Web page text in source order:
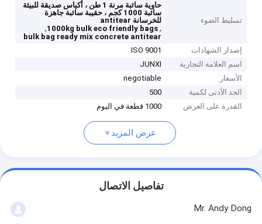
تسليط الضوء
حاوية سائبة مرنة 1 طن ، أكياس صديقة للبيئة
سائبة 1000 كجم ، حقيبة سائبة جاهزة
للخرسانة antitear
,
1000kg bulk eco friendly bags
,
bulk bag ready mix concrete antitear
إصدار الشهادات
ISO 9001
اسم العلامة التجارية
JUNXI
الأسعار
negotiable
الحد الأدنى لكمية
500
القدرة على العرض
1000 قطعة في اليوم
عرض المزيد
تفاصيل الاتصال
Mr. Andy Dong